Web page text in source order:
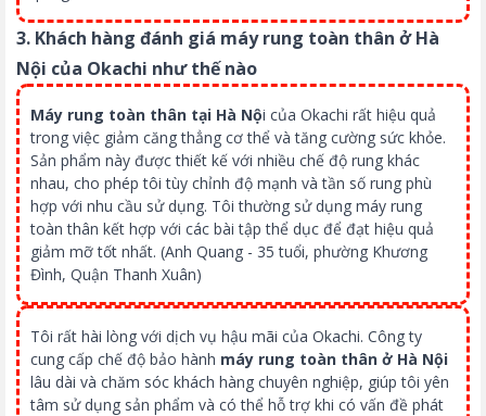
3. Khách hàng đánh giá máy rung toàn thân ở Hà
Nội của Okachi như thế nào
Máy rung toàn thân tại Hà Nội của Okachi rất hiệu quả
trong việc giảm căng thẳng cơ thể và tăng cường sức khỏe.
Sản phẩm này được thiết kế với nhiều chế độ rung khác
nhau, cho phép tôi tùy chỉnh độ mạnh và tần số rung phù
hợp với nhu cầu sử dụng. Tôi thường sử dụng máy rung
toàn thân kết hợp với các bài tập thể dục để đạt hiệu quả
giảm mỡ tốt nhất. (Anh Quang - 35 tuổi, phường Khương
Đình, Quận Thanh Xuân)
Tôi rất hài lòng với dịch vụ hậu mãi của Okachi. Công ty
cung cấp chế độ bảo hành máy rung toàn thân ở Hà Nội
lâu dài và chăm sóc khách hàng chuyên nghiệp, giúp tôi yên
tâm sử dụng sản phẩm và có thể hỗ trợ khi có vấn đề phát